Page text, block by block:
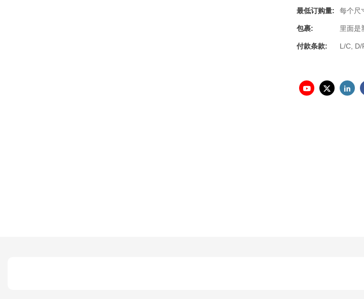
最低订购量: 每个尺
包裹: 里面是
付款条款: L/C, D/